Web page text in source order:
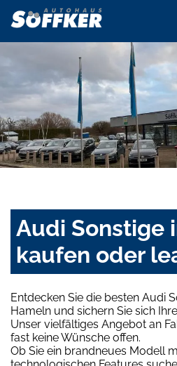
Audi Sonstige
kaufen oder
Entdecken Sie die besten Audi
Hameln und sichern Sie sich
Unser vielfältiges Angebot an
fast keine Wünsche offen.
Ob Sie ein brandneues Modell